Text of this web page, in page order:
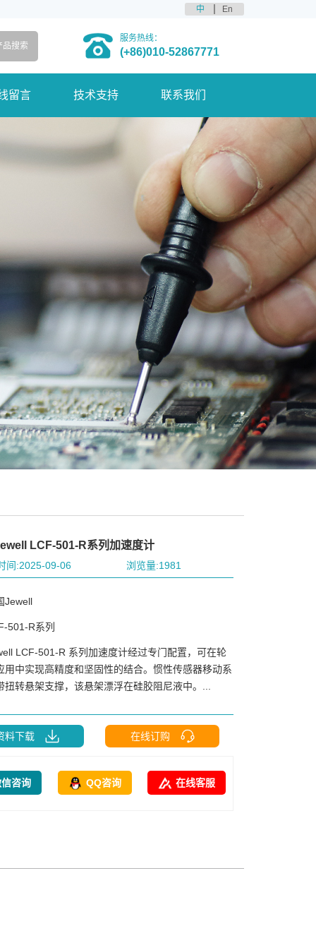
中 En
服务热线：
(+86)010-52867771
留言 技术支持 联系我们
LCF-501-R系列加速度计
间:2025-09-06 浏览量:1981
Jewell
501-R系列
LCF-501-R 系列加速度计经过专门配置，可在轮
用中实现高精度和坚固性的结合。惯性传感器移动系
扭转悬架支撑，该悬架漂浮在硅胶阻尼液中。...
料下载 在线订购
咨询 QQ咨询 在线客服